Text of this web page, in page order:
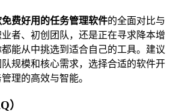
免费好用的任务管理软件的全面对比与
者、初创团队，还是正在寻求降本增
能从中挑选到适合自己的工具。建议
规模和核心需求，选择合适的软件开
理的高效与智能。
）